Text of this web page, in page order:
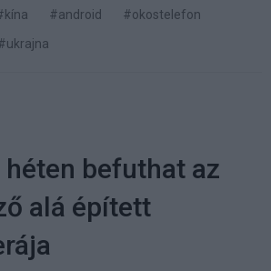
#android
#okostelefon
héten befuthat az
alá épített